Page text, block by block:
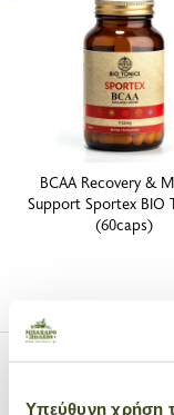
Υπεύθυνη χρήση
BCAA Recovery &
Support Sportex BIO
(60caps)
21